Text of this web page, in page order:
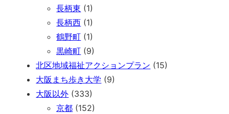
長柄東 (1)
長柄西 (1)
鶴野町 (1)
黒崎町 (9)
北区地域福祉アクションプラン (15)
大阪まち歩き大学 (9)
大阪以外 (333)
京都 (152)